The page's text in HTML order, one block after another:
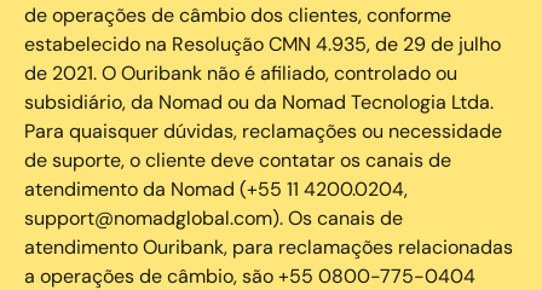
de operações de câmbio dos clientes, conforme
estabelecido na Resolução CMN 4.935, de 29 de julho
de 2021. O Ouribank não é afiliado, controlado ou
subsidiário, da Nomad ou da Nomad Tecnologia Ltda.
Para quaisquer dúvidas, reclamações ou necessidade
de suporte, o cliente deve contatar os canais de
atendimento da Nomad (+55 11 4200.0204,
support@nomadglobal.com). Os canais de
atendimento Ouribank, para reclamações relacionadas
a operações de câmbio, são +55 0800-775-0404